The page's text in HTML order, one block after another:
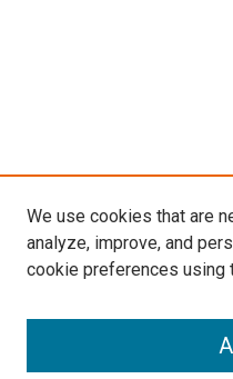
We use cookies that are
analyze, improve, and
cookie preferences using